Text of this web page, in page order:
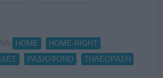
HOME HOME-RIGHT
ΡΑΔΙΟΦΩΝΟ ΤΗΛΕΟΡΑΣΗ